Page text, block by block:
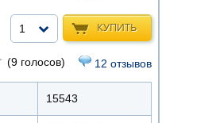
КУПИТЬ
1
(9 голосов) 12 отзывов
15543